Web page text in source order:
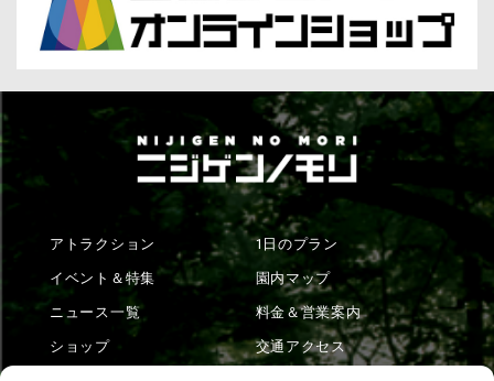
アトラクション
イベント＆特集
ニュース一覧
ショップ
1日のプラン
園内マップ
料金＆営業案内
交通アクセス